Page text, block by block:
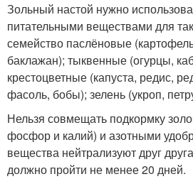
Зольный настой нужно
питательными веществами для
семейство паслёновые
баклажан); тыквенные (огурцы,
крестоцветные (капуста, редис,
фасоль, бобы); зелень (укроп,
Нельзя совмещать подкормку
фосфор и калий) и азотными
вещества нейтрализуют друг
должно пройти не менее 20 дней.